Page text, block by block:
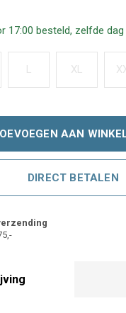
17:00 besteld, zelfde
L XL
AAN
DIRECT BETALEN